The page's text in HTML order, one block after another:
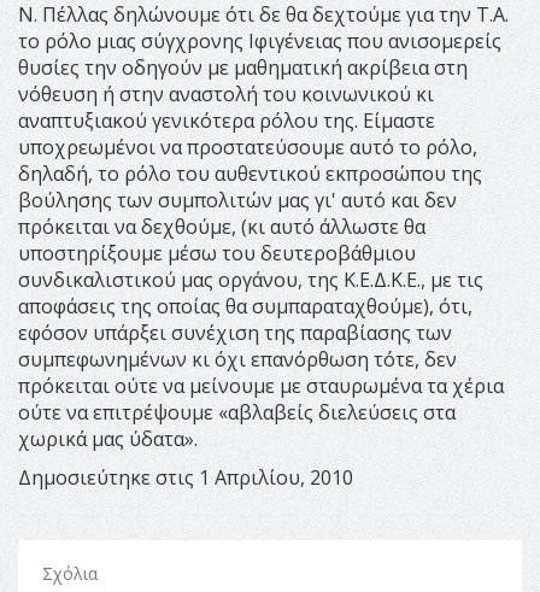
Ν. Πέλλας δηλώνουμε ότι δε θα δεχτούμε για την Τ.Α.
το ρόλο μιας σύγχρονης Ιφιγένειας που ανισομερείς
θυσίες την οδηγούν με μαθηματική ακρίβεια στη
νόθευση ή στην αναστολή του κοινωνικού κι
αναπτυξιακού γενικότερα ρόλου της. Είμαστε
υποχρεωμένοι να προστατεύσουμε αυτό το ρόλο,
δηλαδή, το ρόλο του αυθεντικού εκπροσώπου της
βούλησης των συμπολιτών μας γι' αυτό και δεν
πρόκειται να δεχθούμε, (κι αυτό άλλωστε θα
υποστηρίξουμε μέσω του δευτεροβάθμιου
συνδικαλιστικού μας οργάνου, της Κ.Ε.Δ.Κ.Ε., με τις
αποφάσεις της οποίας θα συμπαραταχθούμε), ότι,
εφόσον υπάρξει συνέχιση της παραβίασης των
συμπεφωνημένων κι όχι επανόρθωση τότε, δεν
πρόκειται ούτε να μείνουμε με σταυρωμένα τα χέρια
ούτε να επιτρέψουμε «αβλαβείς διελεύσεις στα
χωρικά μας ύδατα».
Δημοσιεύτηκε στις 1 Απριλίου, 2010
Σχόλια